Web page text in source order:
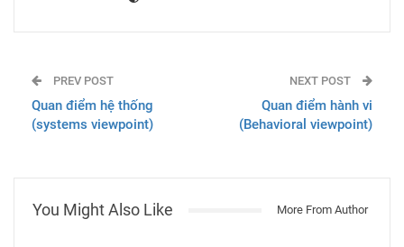
PREV POST
Quan điểm hệ thống
(systems viewpoint)
NEXT POST
Quan điểm hành vi
(Behavioral viewpoint)
You Might Also Like More From Author